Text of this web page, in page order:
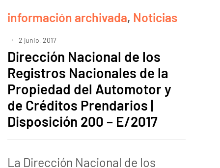
información archivada, Noticias
2 junio, 2017
Dirección Nacional de los
Registros Nacionales de la
Propiedad del Automotor y
de Créditos Prendarios |
Disposición 200 – E/2017
La Dirección Nacional de los